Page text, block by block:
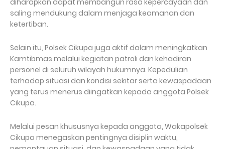
diharapkan dapat membangun rasa kepercayaan dan
saling mendukung dalam menjaga keamanan dan
ketertiban.
Selain itu, Polsek Cikupa juga aktif dalam meningkatkan
Kamtibmas melalui kegiatan patroli dan kehadiran
personel di seluruh wilayah hukumnya. Kepedulian
terhadap situasi dan kondisi sekitar serta kewaspadaan
yang terus menerus diingatkan kepada anggota Polsek
Cikupa.
Melalui pesan khususnya kepada anggota, Wakapolsek
Cikupa menegaskan pentingnya disiplin waktu,